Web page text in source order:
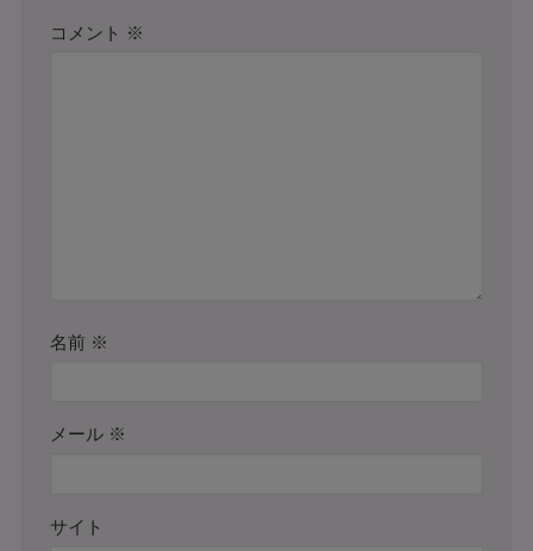
コメント ※
名前 ※
メール ※
サイト